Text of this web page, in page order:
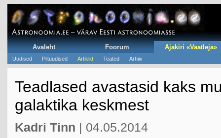
Avaleht Foorum Ajakiri «Vaatleja»
Uudised Piltuudised Artiklid Teated Arhiiv
Teadlased avastasid kaks
galaktika keskmest
Kadri Tinn | 04.05.2014